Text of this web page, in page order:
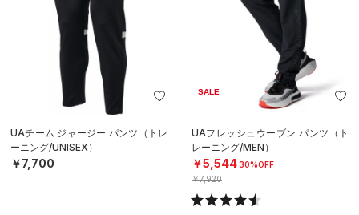
UAチーム ジャージー パンツ（トレ
ーニング/UNISEX）
￥7,700
SALE
UAフレッシュウーブン パンツ（ト
レーニング/MEN）
￥5,54430%OFF
￥7,920